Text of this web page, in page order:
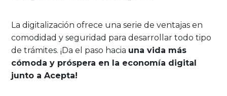
La digitalización ofrece una serie de ventajas en
comodidad y seguridad para desarrollar todo tipo
de trámites. ¡Da el paso hacia una vida más
cómoda y próspera en la economía digital
junto a Acepta!